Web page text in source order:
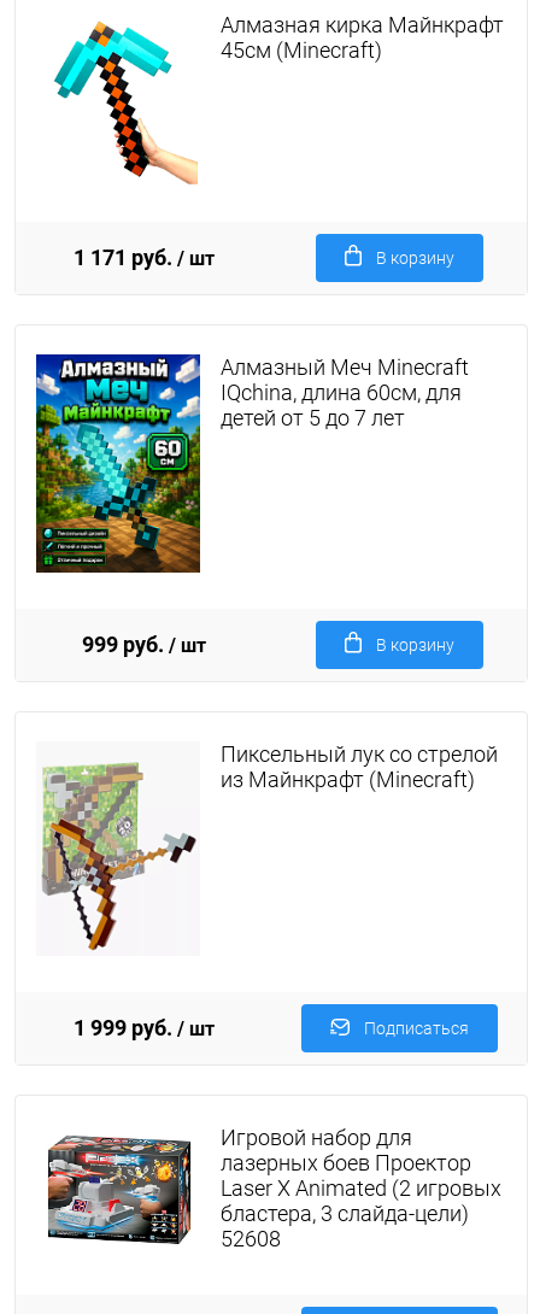
Алмазная кирка Майнкрафт
45см (Minecraft)
1 171 руб. / шт В корзину
Алмазный Меч Minecraft
IQchina, длина 60см, для
детей от 5 до 7 лет
999 руб. / шт В корзину
Пиксельный лук со стрелой
из Майнкрафт (Minecraft)
1 999 руб. / шт Подписаться
Игровой набор для
лазерных боев Проектор
Laser X Animated (2 игровых
бластера, 3 слайда-цели)
52608